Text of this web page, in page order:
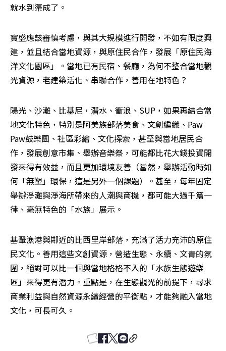
就水到渠成了。
寶盛應該審慎考慮，與其大規模進行開發，不如有限度興
建，並且結合當地資源，與原住民合作，發展「原住民海
洋文化園區」。當地已有民宿、餐廳，為何不整合當地觀
光資源，老建築活化、串聯合作，善用在地特色？
陽光、沙灘、比基尼，潛水、衝浪、SUP，如果再結合當
地文化特色，特別是阿美族部落美食、文創編織、Paw
Paw鼓樂團、社區彩繪、文化探索，甚至與當地居民合
作，發展創意市集、舉辦音樂祭，可能都比花大錢投資開
發來得有效益，而且更加環境友善（當然，舉辦活動時如
何「無塑」環保，這是另外一個課題）。甚至，每年固定
舉辦淨灘與淨海所帶來的人潮與商機，都可能大過千篇一
律、毫無特色的「水族」展示。
基翬漁港與鄰近的比西里岸部落，充滿了活力充沛的原住
民文化。善用這些文創資源，營造生態、永續、文青的氛
圍，絕對可以比一個與當地格格不入的「水族生態遊樂
區」來得更有潛力。重點是，在生態觀光的前提下，尋求
商業利益與自然資源永續經營的平衡點，才能夠融入當地
文化，可長可久。